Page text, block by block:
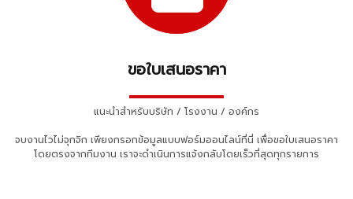
ขอใบเสนอราคา
▬▬▬▬▬▬▬▬▬▬
แนะนำสำหรับบริษัท / โรงงาน / องค์กร
จบงานไวไม่จุกจิก เพียงกรอกข้อมูลแบบฟอร์มออนไลน์ที่นี่ เพื่อขอใบเสนอราคา
โดยตรงจากทีมงาน เราจะดำเนินการแจ้งกลับโดยเร็วที่สุดทุกรายการ